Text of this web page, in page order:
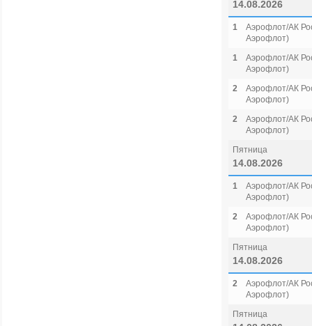
14.08.2026
1
Аэрофлот/АК
Аэрофлот)
1
Аэрофлот/АК
Аэрофлот)
2
Аэрофлот/АК
Аэрофлот)
2
Аэрофлот/АК
Аэрофлот)
Пятница
14.08.2026
1
Аэрофлот/АК
Аэрофлот)
2
Аэрофлот/АК
Аэрофлот)
Пятница
14.08.2026
2
Аэрофлот/АК
Аэрофлот)
Пятница